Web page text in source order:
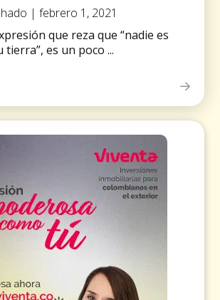
| febrero 1, 2021
que reza que “nadie es
es un poco ...